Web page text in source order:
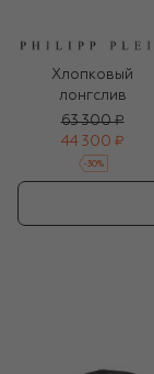
Хлопковый
лонгслив
63 300 ₽
44 300 ₽
-30%